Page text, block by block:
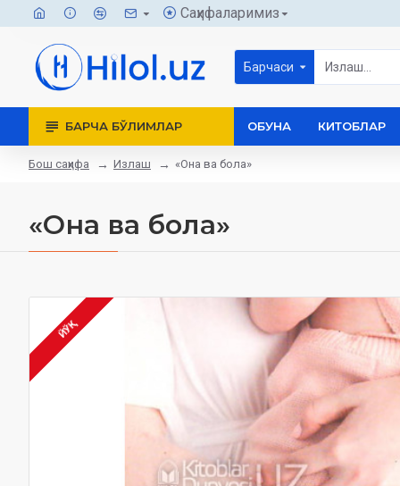
Саҳифаларимиз
Барчаси
БАРЧА БЎЛИМЛАР ОБУНА КИТОБЛАР
Бош саҳифа Излаш «Она ва бола»
«Она ва бола»
ЙЎҚ